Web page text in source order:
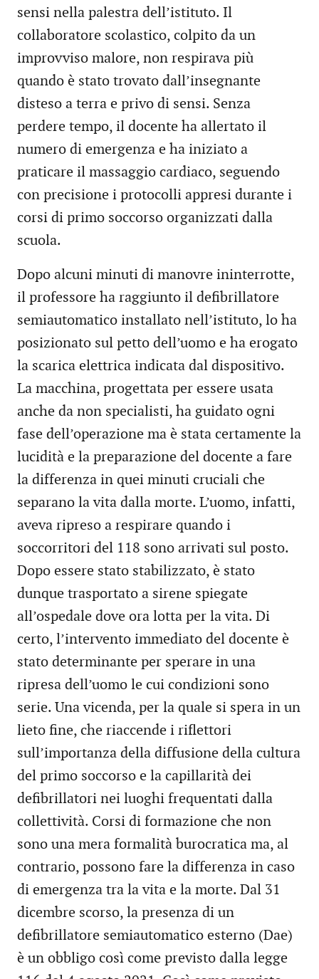
sensi nella palestra dell’istituto. Il
collaboratore scolastico, colpito da un
improvviso malore, non respirava più
quando è stato trovato dall’insegnante
disteso a terra e privo di sensi. Senza
perdere tempo, il docente ha allertato il
numero di emergenza e ha iniziato a
praticare il massaggio cardiaco, seguendo
con precisione i protocolli appresi durante i
corsi di primo soccorso organizzati dalla
scuola.
Dopo alcuni minuti di manovre ininterrotte,
il professore ha raggiunto il defibrillatore
semiautomatico installato nell’istituto, lo ha
posizionato sul petto dell’uomo e ha erogato
la scarica elettrica indicata dal dispositivo.
La macchina, progettata per essere usata
anche da non specialisti, ha guidato ogni
fase dell’operazione ma è stata certamente la
lucidità e la preparazione del docente a fare
la differenza in quei minuti cruciali che
separano la vita dalla morte. L’uomo, infatti,
aveva ripreso a respirare quando i
soccorritori del 118 sono arrivati sul posto.
Dopo essere stato stabilizzato, è stato
dunque trasportato a sirene spiegate
all’ospedale dove ora lotta per la vita. Di
certo, l’intervento immediato del docente è
stato determinante per sperare in una
ripresa dell’uomo le cui condizioni sono
serie. Una vicenda, per la quale si spera in un
lieto fine, che riaccende i riflettori
sull’importanza della diffusione della cultura
del primo soccorso e la capillarità dei
defibrillatori nei luoghi frequentati dalla
collettività. Corsi di formazione che non
sono una mera formalità burocratica ma, al
contrario, possono fare la differenza in caso
di emergenza tra la vita e la morte. Dal 31
dicembre scorso, la presenza di un
defibrillatore semiautomatico esterno (Dae)
è un obbligo così come previsto dalla legge